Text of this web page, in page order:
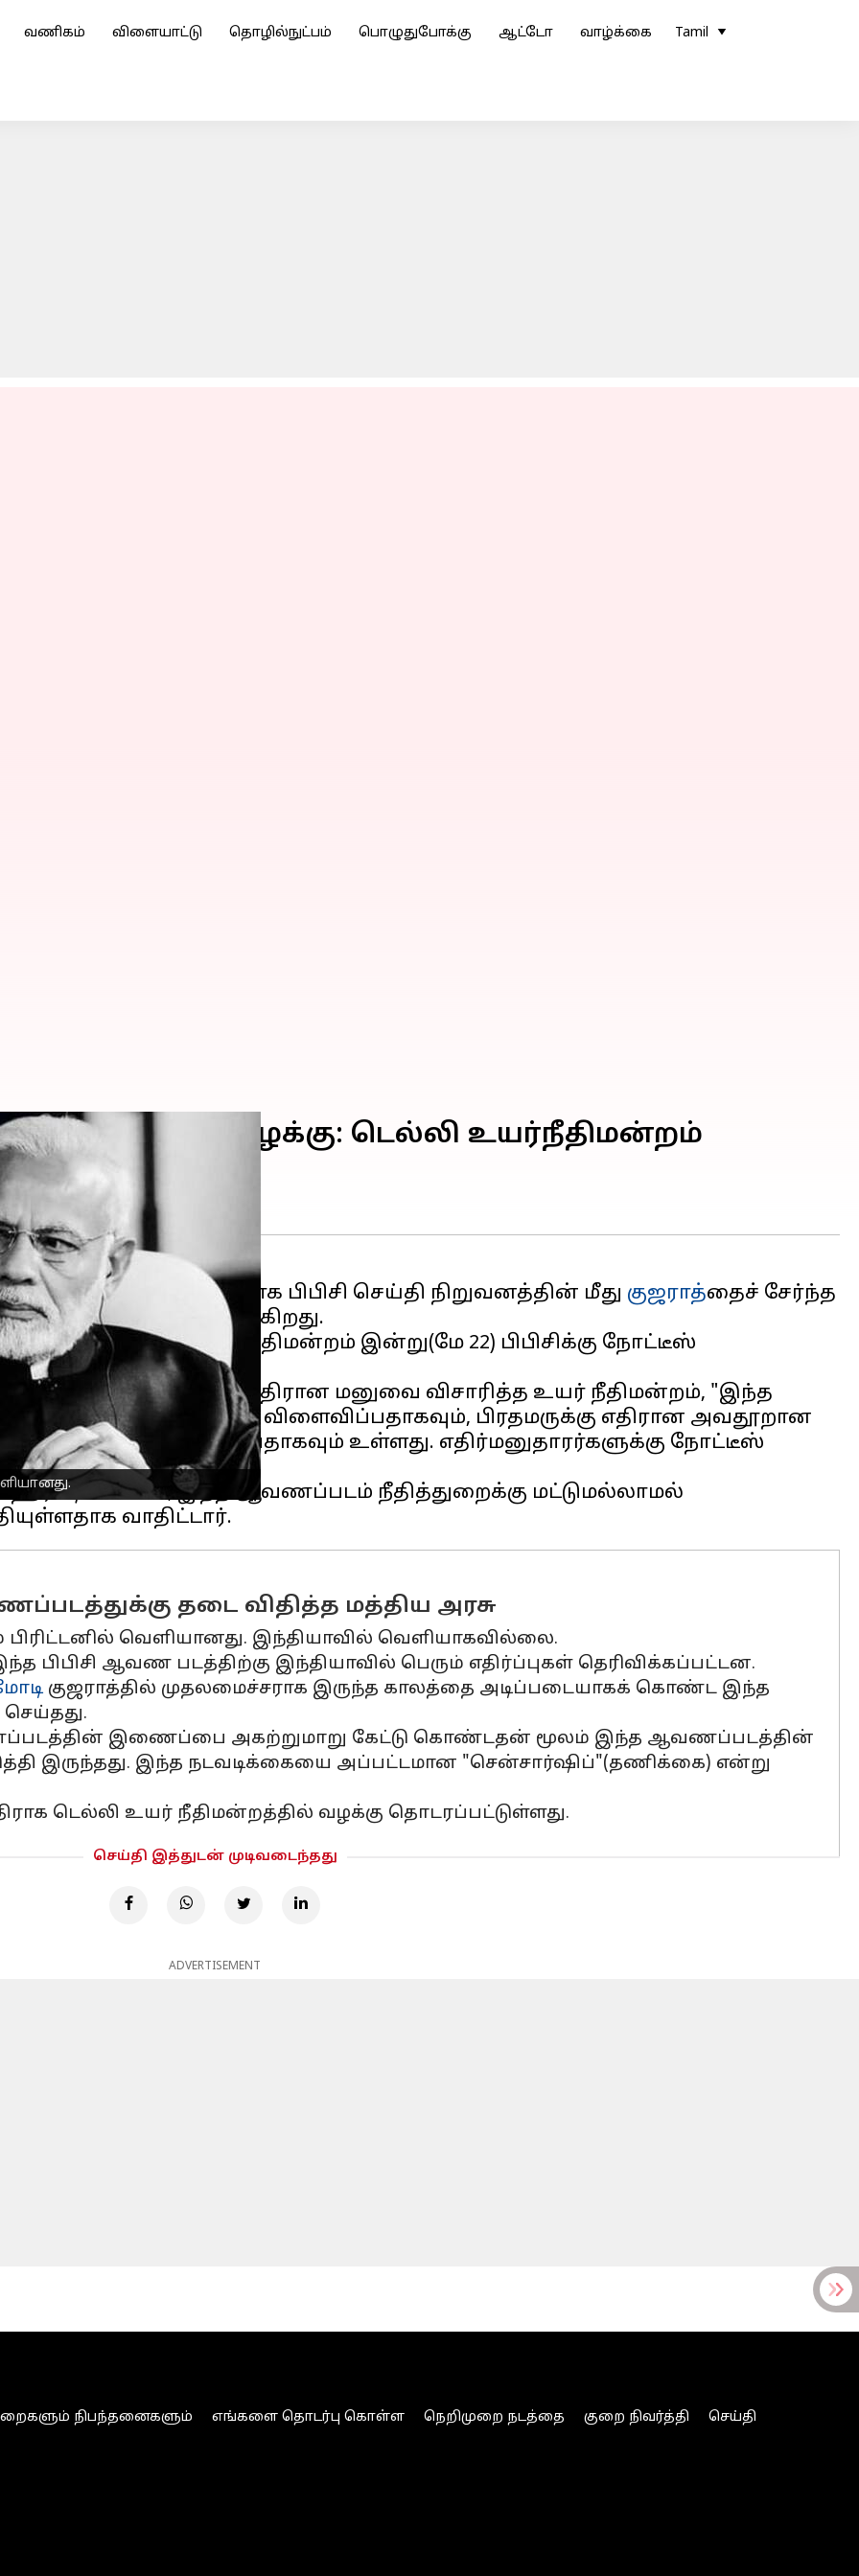
வணிகம் விளையாட்டு தொழில்நுட்பம் பொழுதுபோக்கு ஆட்டோ வாழ்க்கை Tamil
எதிராக அவதூறு வழக்கு: டெல்லி உயர்நீதிமன்றம் பிபிசிக்கு நோட்டீஸ்
அவதூறு வழக்கு: டெல்லி உயர்நீதிமன்றம்
வெளியிட்டதற்காக பிபிசி செய்தி நிறுவனத்தின் மீது குஜராத்தைச் சேர்ந்த
வழக்கை தொடர்ந்திருக்கிறது.
டெல்லி உயர் நீதிமன்றம் இன்று(மே 22) பிபிசிக்கு நோட்டீஸ்
ஆவணப்படத்திற்கு எதிரான மனுவை விசாரித்த உயர் நீதிமன்றம், "இந்த
களங்கம் விளைவிப்பதாகவும், பிரதமருக்கு எதிரான அவதூறான
கொச்சைப்படுத்துவதாகவும் உள்ளது. எதிர்மனுதாரர்களுக்கு நோட்டீஸ்
ஹரிஷ் சால்வே, இந்த ஆவணப்படம் நீதித்துறைக்கு மட்டுமல்லாமல்
தடை விதித்த மத்திய அரசு
வெளியானது. இந்தியாவில் வெளியாகவில்லை.
பிபிசி ஆவண படத்திற்கு இந்தியாவில் பெரும் எதிர்ப்புகள் தெரிவிக்கப்பட்டன.
குஜராத்தில் முதலமைச்சராக இருந்த காலத்தை அடிப்படையாகக் கொண்ட இந்த
இணைப்பை அகற்றுமாறு கேட்டு கொண்டதன் மூலம் இந்த ஆவணப்படத்தின்
இருந்தது. இந்த நடவடிக்கையை அப்பட்டமான "சென்சார்ஷிப்"(தணிக்கை) என்று
டெல்லி உயர் நீதிமன்றத்தில் வழக்கு தொடரப்பட்டுள்ளது.
செய்தி இத்துடன் முடிவடைந்தது
ADVERTISEMENT
நிபந்தனைகளும் எங்களை தொடர்பு கொள்ள நெறிமுறை நடத்தை குறை நிவர்த்தி
செய்தி